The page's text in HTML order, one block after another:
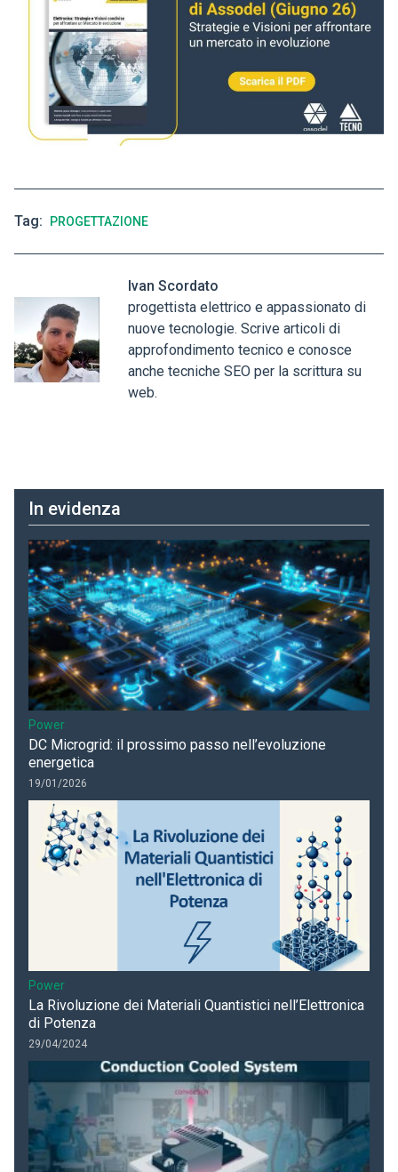
Tag PROGETTAZIONE
Ivan Scordato
progettista elettrico e appassionato di
nuove tecnologie. Scrive articoli di
approfondimento tecnico e conosce
anche tecniche SEO per la scrittura su
web.
In evidenza
Power
DC Microgrid: il prossimo passo nell’evoluzione
energetica
19/01/2026
Power
La Rivoluzione dei Materiali Quantistici nell’Elettronica
di Potenza
29/04/2024